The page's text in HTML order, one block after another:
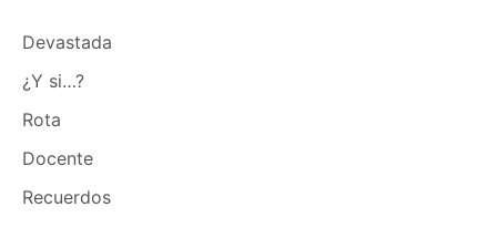
Devastada
¿Y si…?
Rota
Docente
Recuerdos